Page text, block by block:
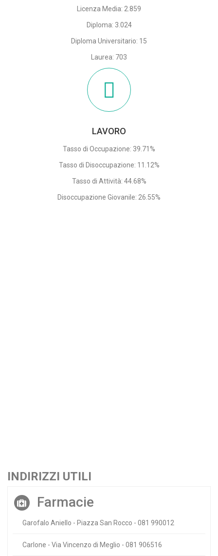
Licenza Media: 2.859
Diploma: 3.024
Diploma Universitario: 15
Laurea: 703
LAVORO
Tasso di Occupazione: 39.71%
Tasso di Disoccupazione: 11.12%
Tasso di Attività: 44.68%
Disoccupazione Giovanile: 26.55%
INDIRIZZI UTILI
Farmacie
Garofalo Aniello - Piazza San Rocco - 081 990012
Carlone - Via Vincenzo di Meglio - 081 906516